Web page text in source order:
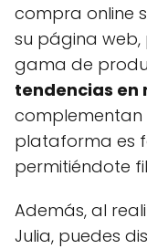
compra online
su página
gama de
tendencias en
complementan
plataforma es
permitiéndote
Además, al
Julia, puedes